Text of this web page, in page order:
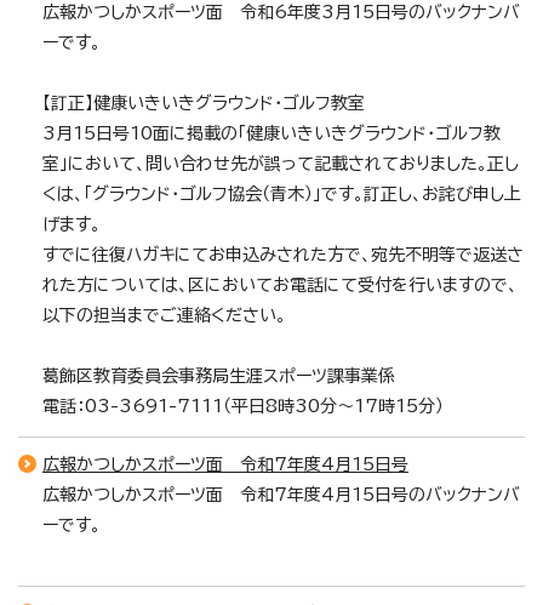
広報かつしかスポーツ面 令和6年度3月15日号のバックナンバ
ーです。
【訂正】健康いきいきグラウンド・ゴルフ教室
3月15日号10面に掲載の「健康いきいきグラウンド・ゴルフ教
室」において、問い合わせ先が誤って記載されておりました。正し
くは、「グラウンド・ゴルフ協会（青木）」です。訂正し、お詫び申し上
げます。
すでに往復ハガキにてお申込みされた方で、宛先不明等で返送さ
れた方については、区においてお電話にて受付を行いますので、
以下の担当までご連絡ください。
葛飾区教育委員会事務局生涯スポーツ課事業係
電話：03-3691-7111（平日8時30分～17時15分）
広報かつしかスポーツ面 令和7年度4月15日号
広報かつしかスポーツ面 令和7年度4月15日号のバックナンバ
ーです。